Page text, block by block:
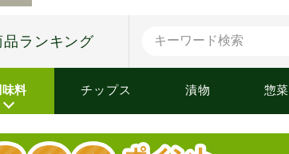
品ランキング
料 チップス 漬物 惣菜